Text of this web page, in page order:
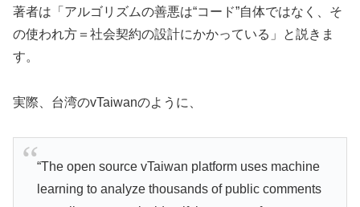
著者は「アルゴリズムの善悪は“コード”自体ではなく、そ
の使われ方＝社会契約の設計にかかっている」と説きま
す。
実際、台湾のvTaiwanのように、
“The open source vTaiwan platform uses machine
learning to analyze thousands of public comments